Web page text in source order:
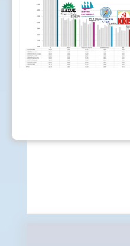
Hierarchical
Διασυνδεδεμένη
Οι ιστοσελίδες με
δόμησης με μία